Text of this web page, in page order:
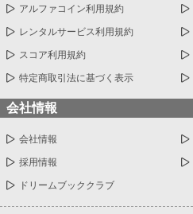
アルファコイン利用規約
レンタルサービス利用規約
スコア利用規約
特定商取引法に基づく表示
会社情報
会社情報
採用情報
ドリームブッククラブ